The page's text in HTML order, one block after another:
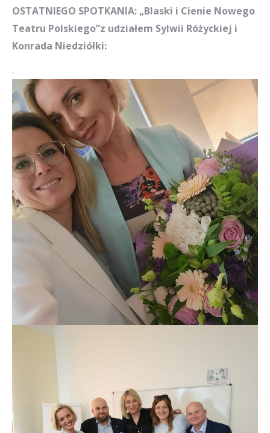
OSTATNIEGO SPOTKANIA: „Blaski i Cienie Nowego
Teatru Polskiego”z udziałem Sylwii Różyckiej i
Konrada Niedziółki:
.